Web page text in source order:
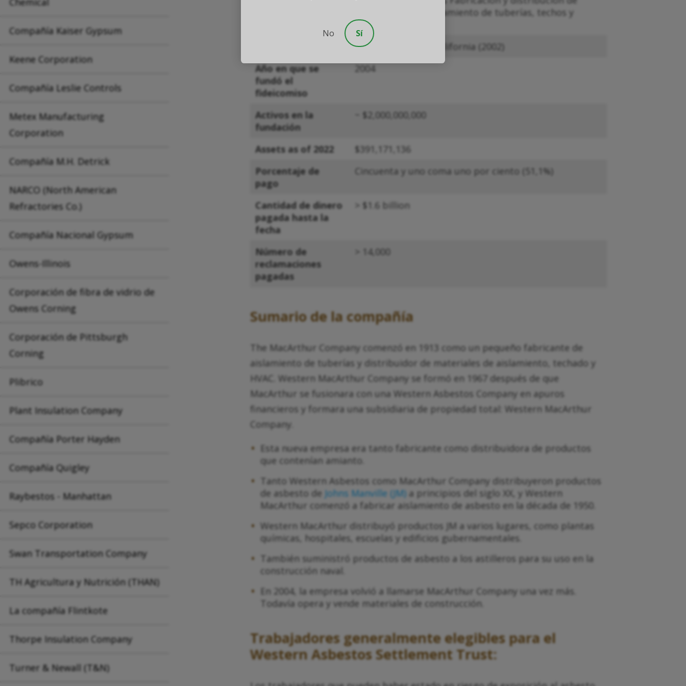
Compañía Kaiser Gypsum
Keene Corporation
Compañía Leslie Controls
Metex Manufacturing
Corporation
Compañía M.H. Detrick
NARCO (North American
Refractories Co.)
Compañía Nacional Gypsum
Owens-Illinois
Corporación de fibra de vidrio de
Owens Corning
Corporación de Pittsburgh
Corning
Plibrico
Plant Insulation Company
Compañía Porter Hayden
Compañía Quigley
Raybestos - Manhattan
Sepco Corporation
Swan Transportation Company
TH Agricultura y Nutrición (THAN)
La compañía Flintkote
Thorpe Insulation Company
Turner & Newall (T&N)
materiales para aislamiento de tuberías, techos y
climatización.
Distrito Norte de California (2002)
Año en que se
fundó el
fideicomiso
2004
Activos en la
fundación
~ $2,000,000,000
Assets as of 2022
$391,171,136
Porcentaje de
pago
Cincuenta y uno coma uno por ciento (51,1%)
Cantidad de dinero
pagada hasta la
fecha
> $1.6 billion
Número de
reclamaciones
pagadas
> 14,000
Sumario de la compañía
The MacArthur Company comenzó en 1913 como un pequeño fabricante de
aislamiento de tuberías y distribuidor de materiales de aislamiento, techado y
HVAC. Western MacArthur Company se formó en 1967 después de que
MacArthur se fusionara con una Western Asbestos Company en apuros
financieros y formara una subsidiaria de propiedad total: Western MacArthur
Company.
Esta nueva empresa era tanto fabricante como distribuidora de productos
que contenían amianto.
Tanto Western Asbestos como MacArthur Company distribuyeron productos
de asbesto de Johns Manville (JM) a principios del siglo XX, y Western
MacArthur comenzó a fabricar aislamiento de asbesto en la década de 1950.
Western MacArthur distribuyó productos JM a varios lugares, como plantas
químicas, hospitales, escuelas y edificios gubernamentales.
También suministró productos de asbesto a los astilleros para su uso en la
construcción naval.
En 2004, la empresa volvió a llamarse MacArthur Company una vez más.
Todavía opera y vende materiales de construcción.
Trabajadores generalmente elegibles para el
Western Asbestos Settlement Trust:
No Sí